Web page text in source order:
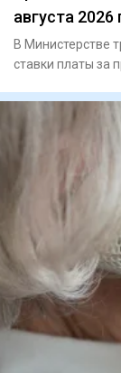
августа 2026
В Министерстве
ставки платы за